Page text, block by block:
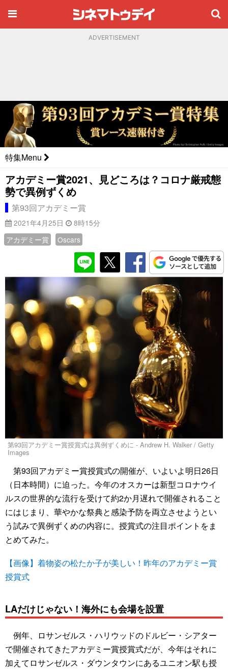
ADVERTISEMENT
特集Menu
アカデミー賞2021、見どころは？コロナ厳戒態
勢で異例ずくめ
第93回アカデミー賞
2021年4月25日
8時15分
アカデミー賞
Oscars
第93回アカデミー賞授賞式は異例ずくめに - Andrew H. Walker / Getty
Images
第93回アカデミー賞授賞式の開催が、いよいよ明日26日
（日本時間）に迫った。今年のオスカーは新型コロナウイ
ルスの世界的な流行を受けて約2か月遅れで開催されること
にはじまり、華やかな祭典と感染予防を両立させようとい
う試みで異例ずくめの内容に。授賞式の注目ポイントをま
とめてみた。
【画像】着物姿の松たか子が美しい！昨年のアカデミー賞
授賞式
LAだけじゃない！海外にも会場を設置
例年、ロサンゼルス・ハリウッドのドルビー・シアター
で開催されてきたアカデミー賞授賞式だが、今年はそれに
加えてロサンゼルス・ダウンタウンにあるユニオン駅も授